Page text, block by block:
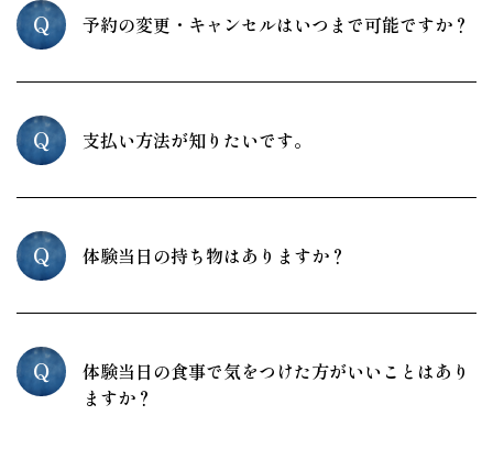
Q 予約の変更・キャンセルはいつまで可能ですか？
Q 支払い方法が知りたいです。
Q 体験当日の持ち物はありますか？
Q
体験当日の食事で気をつけた方がいいことはあり
ますか？